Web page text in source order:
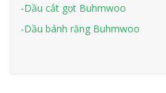
-Dầu cắt gọt Buhmwoo
-Dầu bánh răng Buhmwoo